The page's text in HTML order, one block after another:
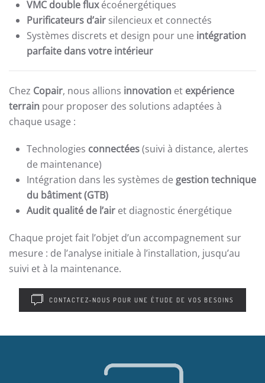
VMC double fluxécoénergétiques
Purificateurs d’air silencieux et connectés
Systèmes discrets et design pour une intégration
parfaite dans votre intérieur
Chez Copair, nous allions innovation et expérience
terrain pour proposer des solutions adaptées à
chaque usage :
Technologies connectées(suivi à distance, alertes
de maintenance)
Intégration dans les systèmes de gestion technique
du bâtiment (GTB)
Audit qualité de l’air et diagnostic énergétique
Chaque projet fait l’objet d’un accompagnement sur
mesure : de l’analyse initiale à l’installation, jusqu’au
suivi et à la maintenance.
CONTACTEZ-NOUS POUR UNE ÉTUDE DE VOS BESOINS